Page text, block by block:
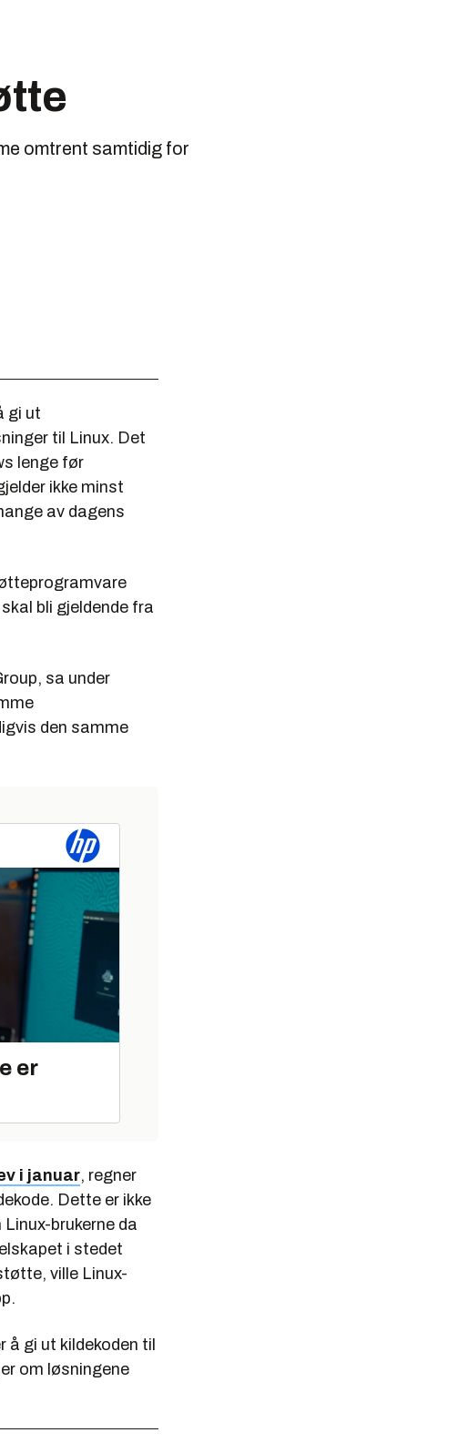
omtrent samtidig for
gi ut
til Linux. Det
lenge før
ikke minst
av dagens
bli gjeldende fra
sa under
den samme
er
i januar, regner
Dette er ikke
brukerne da
i stedet
ville Linux-
gi ut kildekoden til
om løsningene